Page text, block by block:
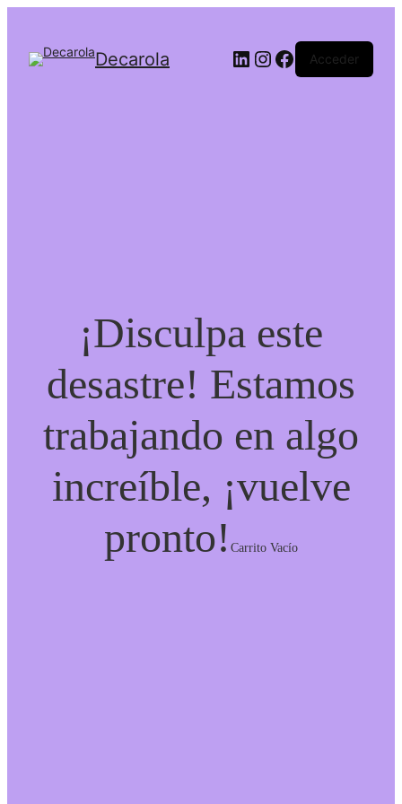
Decarola LinkedIn
Instagram
Facebook
Acceder
¡Disculpa este
desastre! Estamos
trabajando en algo
increíble, ¡vuelve
pronto!